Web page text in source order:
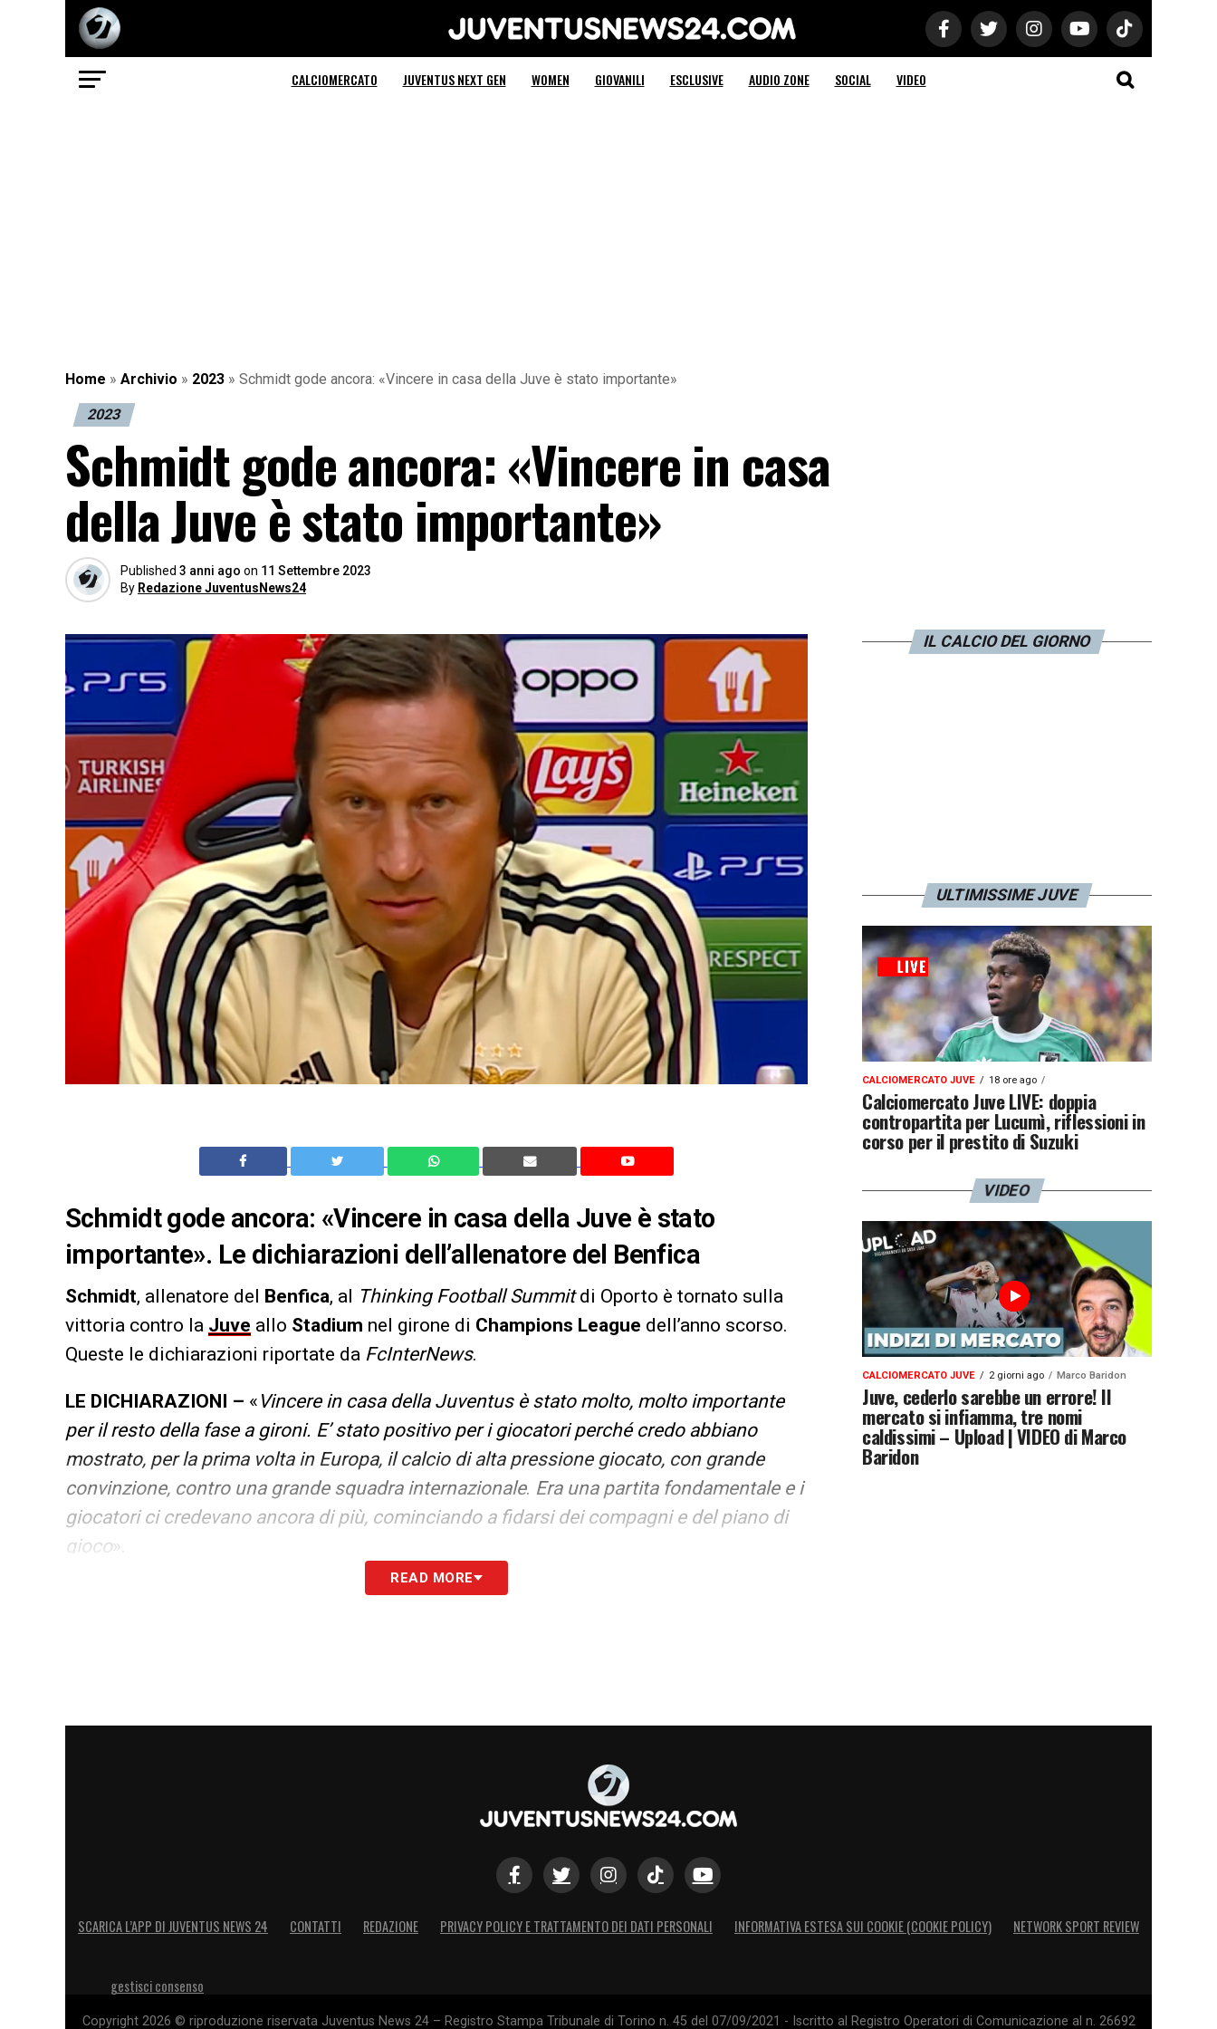
Juventus News 24
CALCIOMERCATO JUVENTUS NEXT GEN WOMEN GIOVANILI ESCLUSIVE AUDIO ZONE SOCIAL VIDEO
Home » Archivio » 2023 » Schmidt gode ancora: «Vincere in casa della Juve è stato importante»
2023
Schmidt gode ancora: «Vincere in casa
della Juve è stato importante»
Published 3 anni ago on 11 Settembre 2023
By Redazione JuventusNews24
Schmidt gode ancora: «Vincere in casa della Juve è stato
importante». Le dichiarazioni dell’allenatore del Benfica
Schmidt, allenatore del Benfica, al Thinking Football Summitdi Oporto è tornato sulla
vittoria contro la Juve allo Stadium nel girone di Champions League dell’anno scorso.
Queste le dichiarazioni riportate da FcInterNews.
LE DICHIARAZIONI – « Vincere in casa della Juventus è stato molto, molto importante
per il resto della fase a gironi. E’ stato positivo per i giocatori perché credo abbiano
mostrato, per la prima volta in Europa, il calcio di alta pressione giocato, con grande
convinzione, contro una grande squadra internazionale. Era una partita fondamentale e i
giocatori ci credevano ancora di più, cominciando a fidarsi dei compagni e del piano di
gioco».
READ MORE
IL CALCIO DEL GIORNO
ULTIMISSIME JUVE
CALCIOMERCATO JUVE 18 ore ago
Calciomercato Juve LIVE: doppia
contropartita per Lucumì, riflessioni in
corso per il prestito di Suzuki
VIDEO
CALCIOMERCATO JUVE 2 giorni ago Marco Baridon
Juve, cederlo sarebbe un errore! Il
mercato si infiamma, tre nomi
caldissimi – Upload | VIDEO di Marco
Baridon
SCARICA L’APP DI JUVENTUS NEWS 24 CONTATTI REDAZIONE PRIVACY POLICY E TRATTAMENTO DEI DATI PERSONALI INFORMATIVA ESTESA SUI COOKIE (COOKIE POLICY) NETWORK SPORT REVIEW
gestisci consenso
Copyright 2026 © riproduzione riservata Juventus News 24 – Registro Stampa Tribunale di Torino n. 45 del 07/09/2021 - Iscritto al Registro Operatori di Comunicazione al n. 26692